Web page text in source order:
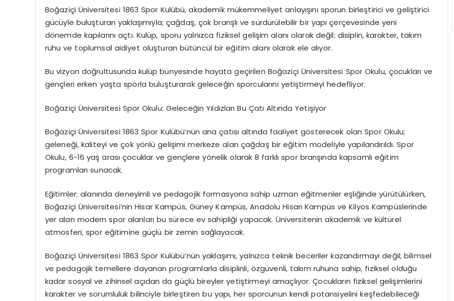
Boğaziçi Üniversitesi 1863 Spor Kulübü, akademik mükemmeliyet anlayışını sporun birleştirici ve geliştirici
gücüyle buluşturan yaklaşımıyla; çağdaş, çok branşlı ve sürdürülebilir bir yapı çerçevesinde yeni
dönemde kapılarını açtı. Kulüp, sporu yalnızca fiziksel gelişim alanı olarak değil; disiplin, karakter, takım
ruhu ve toplumsal aidiyet oluşturan bütüncül bir eğitim alanı olarak ele alıyor.
Bu vizyon doğrultusunda kulüp bünyesinde hayata geçirilen Boğaziçi Üniversitesi Spor Okulu, çocukları ve
gençleri erken yaşta sporla buluşturarak geleceğin sporcularını yetiştirmeyi hedefliyor.
Boğaziçi Üniversitesi Spor Okulu: Geleceğin Yıldızları Bu Çatı Altında Yetişiyor
Boğaziçi Üniversitesi 1863 Spor Kulübü’nün ana çatısı altında faaliyet gösterecek olan Spor Okulu;
geleneği, kaliteyi ve çok yönlü gelişimi merkeze alan çağdaş bir eğitim modeliyle yapılandırıldı. Spor
Okulu, 6-16 yaş arası çocuklar vegençlere yönelik olarak 8 farklı spor branşında kapsamlı eğitim
programları sunacak.
Eğitimler; alanında deneyimli ve pedagojik formasyona sahip uzman eğitmenler eşliğinde yürütülürken,
Boğaziçi Üniversitesi’nin Hisar Kampüs, Güney Kampüs, Anadolu Hisarı Kampüs ve Kilyos Kampüslerinde
yer alan modern spor alanları bu sürece ev sahipliği yapacak. Üniversitenin akademik ve kültürel
atmosferi, spor eğitimine güçlü bir zemin sağlayacak.
Boğaziçi Üniversitesi 1863 Spor Kulübü’nün yaklaşımı, yalnızca teknik beceriler kazandırmayı değil; bilimsel
ve pedagojik temellere dayanan programlarla disiplinli, özgüvenli, takım ruhuna sahip, fiziksel olduğu
kadar sosyal ve zihinsel açıdan da güçlü bireyler yetiştirmeyi amaçlıyor. Çocukların fiziksel gelişimlerini
karakter ve sorumluluk bilinciyle birleştiren bu yapı, her sporcunun kendi potansiyelini keşfedebileceği